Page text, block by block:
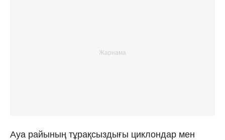
Ауа райының тұрақсыздығы циклондар мен